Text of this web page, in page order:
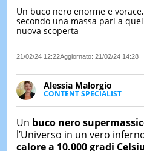
Un buco nero enorme e
secondo una massa pari a
nuova scoperta
21/02/24 12:22Aggiornato: 21/02/24 14:28
Alessia Malorgio
CONTENT SPECIALIST
Ha conseguito un
e Google Digital
occupa della creazione
dello sviluppo di
Un buco nero
l’Universo in un vero
calore a 10.000 gradi